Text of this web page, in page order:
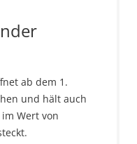
ab dem 1.
und hält auch
Wert von